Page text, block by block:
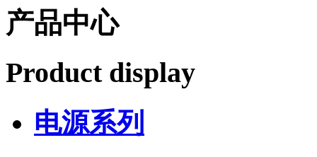
产品中心
Product display
电源系列